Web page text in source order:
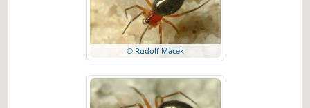
© Rudolf Macek